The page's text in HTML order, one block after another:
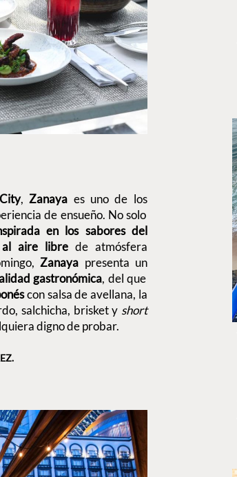
,Zanaya es uno de los
de ensueño. No solo
en los sabores del
aire librede atmósfera
Zanaya presenta un
gastronómica, del que
con salsa de avellana, la
salchicha, brisket y short
digno de probar.